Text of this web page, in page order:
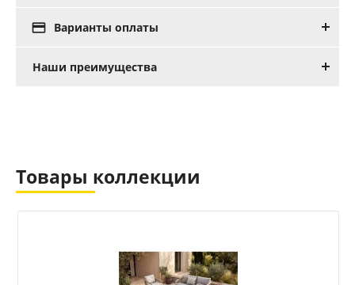
 Варианты оплаты
Наши преимущества
Товары коллекции